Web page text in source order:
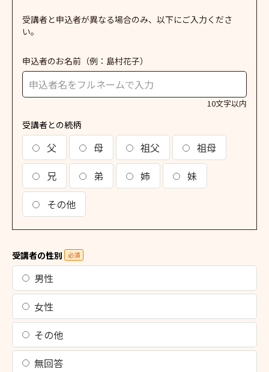
受講者と申込者が異なる場合のみ、以下にご入力くださ
い。
申込者のお名前 （例：島村花子）
10文字以内
受講者との続柄
父 母 祖父
祖母
兄
弟 姉
妹
その他
受講者の性別 必須
男性
女性
その他
無回答